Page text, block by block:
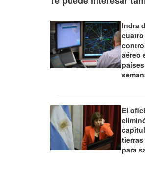
Indra
aéreo
El
tierras
para